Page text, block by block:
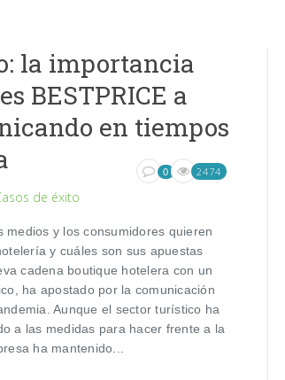
la importancia
BESTPRICE a
en tiempos
de éxito
0 2474
medios y los consumidores quieren
y cuáles son sus apuestas
cadena boutique hotelera con un
ha apostado por la comunicación
Aunque el sector turístico ha
a las medidas para hacer frente a la
ha mantenido...